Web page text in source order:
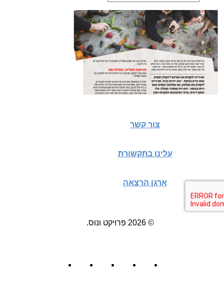
צור קשר
עלינו בתקשורת
ארגן הרצאה
© 2026 פרויקט ונוס.